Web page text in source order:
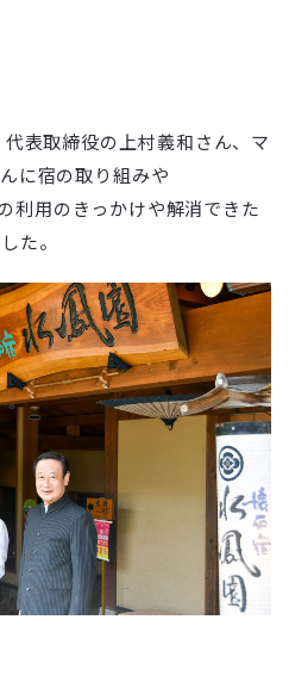
表取締役の上村義和さん、マ
に宿の取り組みや
利用のきっかけや解消できた
た。